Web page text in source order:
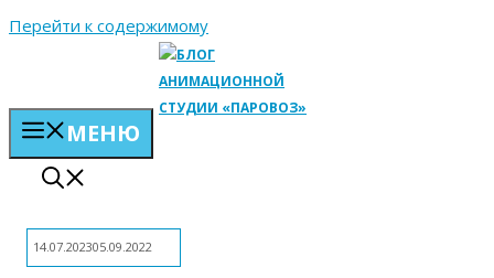
Перейти к содержимому
МЕНЮ
14.07.202305.09.2022